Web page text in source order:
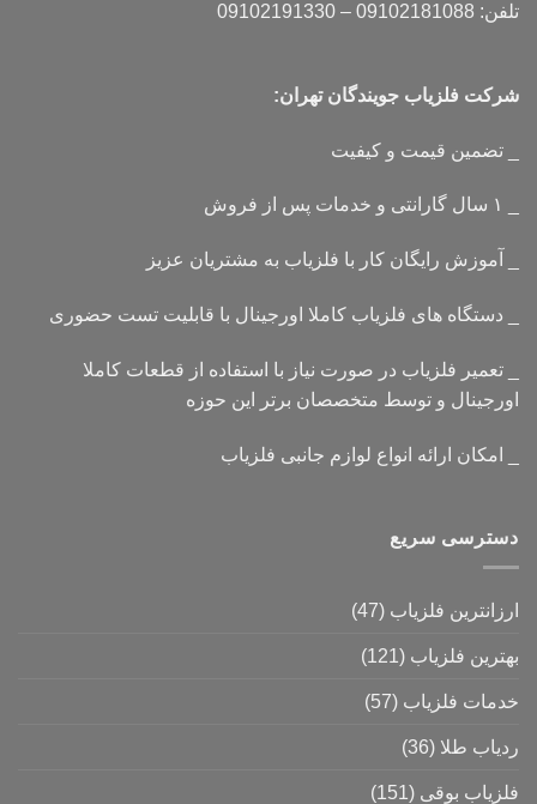
تلفن: 09102181088 – 09102191330
شرکت فلزیاب جویندگان تهران:
_ تضمین قیمت و کیفیت
_ آموزش رایگان کار با فلزیاب به مشتریان عزیز
_ دستگاه های فلزیاب کاملا اورجینال با قابلیت تست حضوری
_ تعمیر فلزیاب در صورت نیاز با استفاده از قطعات کاملا
اورجینال و توسط متخصصان برتر این حوزه
_ امکان ارائه انواع لوازم جانبی فلزیاب
دسترسی سریع
ارزانترین فلزیاب (47)
بهترین فلزیاب (121)
خدمات فلزیاب (57)
ردیاب طلا (36)
فلزیاب بوقی (151)